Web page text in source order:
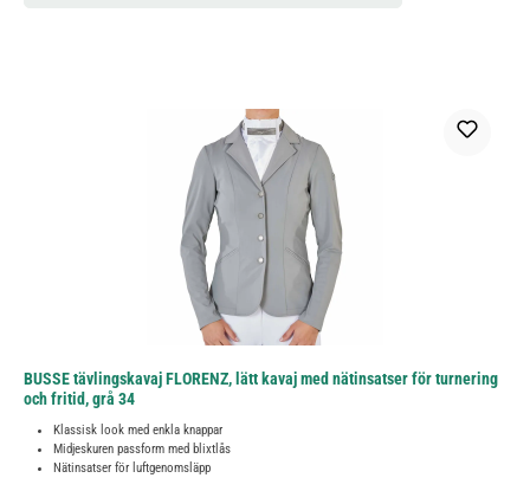
BUSSE tävlingskavaj FLORENZ, lätt kavaj med nätinsatser för turnering
och fritid, grå 34
Klassisk look med enkla knappar
Midjeskuren passform med blixtlås
Nätinsatser för luftgenomsläpp